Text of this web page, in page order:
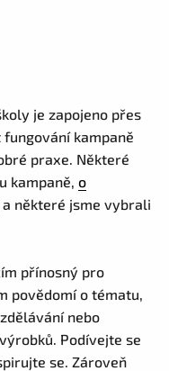
je zapojeno přes
kampaně
praxe. Některé
kampaně, o
a některé jsme vybrali
přínosný pro
povědomí o tématu,
nebo
Podívejte se
se. Zároveň